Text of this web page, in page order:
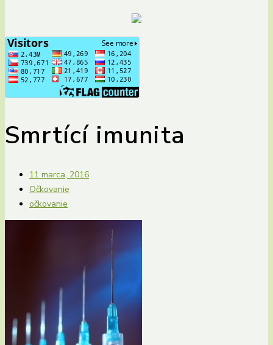
Smrtící imunita
11 marca, 2016
Očkovanie
očkovanie